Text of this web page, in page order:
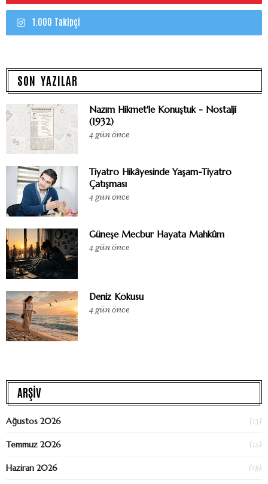
1.000 Takipçi
SON YAZILAR
Nazım Hikmet'le Konuştuk - Nostalji
(1932)
4 gün önce
Tiyatro Hikâyesinde Yaşam-Tiyatro
Çatışması
4 gün önce
Güneşe Mecbur Hayata Mahkûm
4 gün önce
Deniz Kokusu
4 gün önce
ARŞİV
Ağustos 2026 (13)
Temmuz 2026 (15)
Haziran 2026 (18)